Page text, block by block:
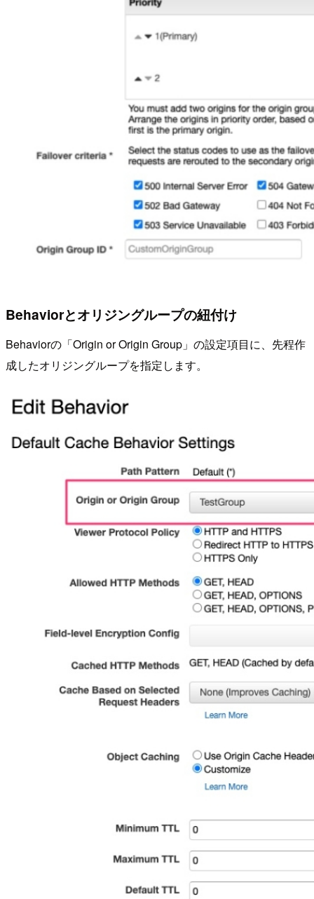
Behaviorとオリジングループの紐付け
Behaviorの「Origin or Origin Group」の設定項目に、先程作
成したオリジングループを指定します。